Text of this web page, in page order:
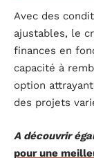
Avec des
ajustables, le
finances en
capacité à
option
des projets
A découvrir
pour une